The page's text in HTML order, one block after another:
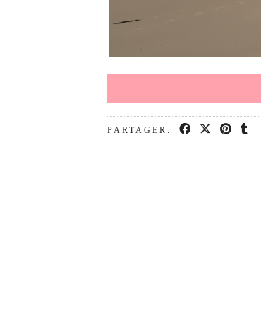
PARTAGER: